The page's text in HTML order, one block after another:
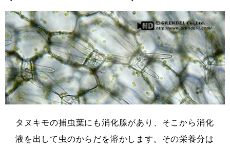
タヌキモの捕虫葉にも消化腺があり、そこから消化
液を出して虫のからだを溶かします。その栄養分は